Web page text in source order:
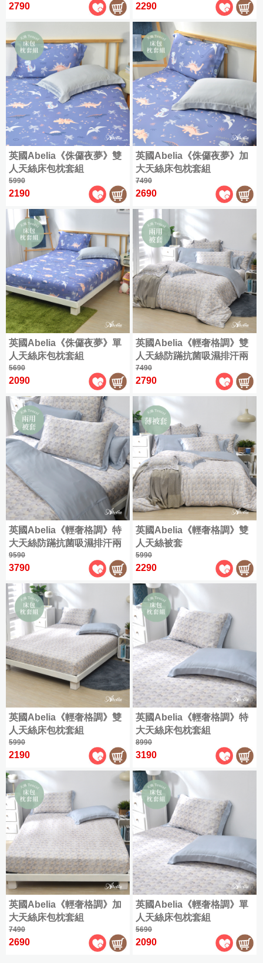
套
棉
素
色
全
部
商
品
|
薄
被
套
床
床
包
枕
套
組
薄
被
套
|
枕
套
2
天
絲
素
色
全
部
商
品
|
兩
用
被
床
包
枕
套
組
薄
被
套
|
枕
套
緹
花
|
天
竹
緹
床
寢
兩
用
被
床
包
被
套
床
包
組
雪
雕
|
兩
用
被
床
組
八
件
式
床
罩
組
2790 2290
英國Abelia《侏儸夜夢》雙
人天絲床包枕套組
5990
2190
英國Abelia《侏儸夜夢》加
大天絲床包枕套組
7490
2690
英國Abelia《侏儸夜夢》單
人天絲床包枕套組
5690
2090
英國Abelia《輕奢格調》雙
人天絲防蹣抗菌吸濕排汗兩
用被
7490
2790
英國Abelia《輕奢格調》特
大天絲防蹣抗菌吸濕排汗兩
用被
9590
3790
英國Abelia《輕奢格調》雙
人天絲被套
5990
2290
英國Abelia《輕奢格調》雙
人天絲床包枕套組
5990
2190
英國Abelia《輕奢格調》特
大天絲床包枕套組
8990
3190
英國Abelia《輕奢格調》加
大天絲床包枕套組
7490
2690
英國Abelia《輕奢格調》單
人天絲床包枕套組
5690
2090